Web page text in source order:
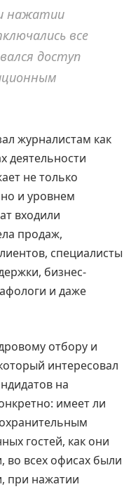
нажатии
все
доступ
журналистам как
деятельности
не только
и уровнем
входили
продаж,
специалисты
бизнес-
и даже
отбору и
интересовал
на
имеет ли
гостей, как они
во всех офисах были
при нажатии